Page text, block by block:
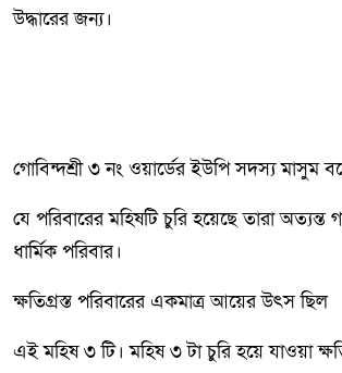
উদ্ধারের জন্য।
গোবিন্দশ্রী ৩ নং ওয়ার্ডের ইউপি সদস্য মাসুম
যে পরিবারের মহিষটি চুরি হয়েছে তারা
ধার্মিক পরিবার।
ক্ষতিগ্রস্ত পরিবারের একমাত্র আয়ের উৎস ছিল
এই মহিষ ৩ টি। মহিষ ৩ টা চুরি হয়ে যাওয়া